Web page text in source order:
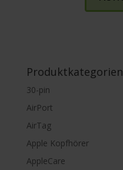
Produktkategorien
30-pin
AirPort
AirTag
Apple Kopfhörer
AppleCare